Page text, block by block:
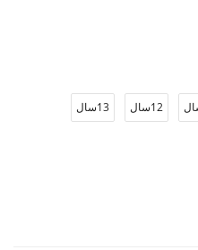
12سال 13سال